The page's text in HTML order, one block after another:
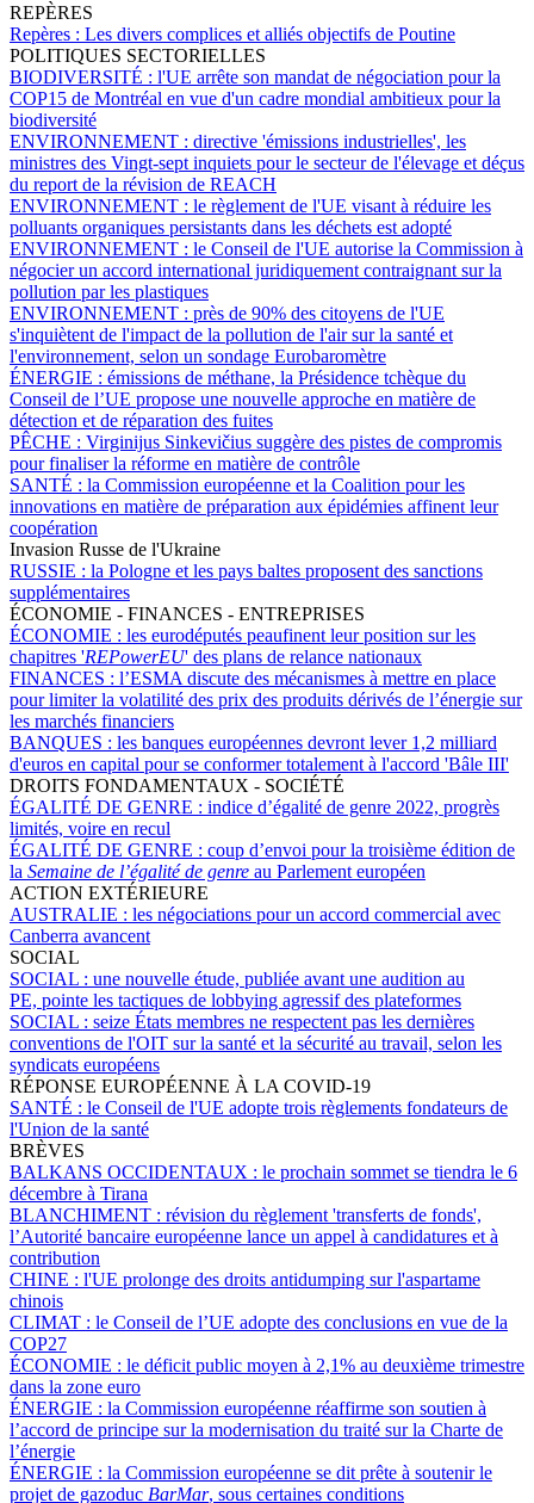
REPÈRES
Repères : Les divers complices et alliés objectifs de Poutine
POLITIQUES SECTORIELLES
BIODIVERSITÉ : l'UE arrête son mandat de négociation pour la
COP15 de Montréal en vue d'un cadre mondial ambitieux pour la
biodiversité
ENVIRONNEMENT : directive 'émissions industrielles', les
ministres des Vingt-sept inquiets pour le secteur de l'élevage et déçus
du report de la révision de REACH
ENVIRONNEMENT : le règlement de l'UE visant à réduire les
polluants organiques persistants dans les déchets est adopté
ENVIRONNEMENT : le Conseil de l'UE autorise la Commission à
négocier un accord international juridiquement contraignant sur la
pollution par les plastiques
ENVIRONNEMENT : près de 90% des citoyens de l'UE
s'inquiètent de l'impact de la pollution de l'air sur la santé et
l'environnement, selon un sondage Eurobaromètre
ÉNERGIE : émissions de méthane, la Présidence tchèque du
Conseil de l’UE propose une nouvelle approche en matière de
détection et de réparation des fuites
PÊCHE : Virginijus Sinkevičius suggère des pistes de compromis
pour finaliser la réforme en matière de contrôle
SANTÉ : la Commission européenne et la Coalition pour les
innovations en matière de préparation aux épidémies affinent leur
coopération
Invasion Russe de l'Ukraine
RUSSIE : la Pologne et les pays baltes proposent des sanctions
supplémentaires
ÉCONOMIE - FINANCES - ENTREPRISES
ÉCONOMIE : les eurodéputés peaufinent leur position sur les
chapitres 'REPowerEU' des plans de relance nationaux
FINANCES : l’ESMA discute des mécanismes à mettre en place
pour limiter la volatilité des prix des produits dérivés de l’énergie sur
les marchés financiers
BANQUES : les banques européennes devront lever 1,2 milliard
d'euros en capital pour se conformer totalement à l'accord 'Bâle III'
DROITS FONDAMENTAUX - SOCIÉTÉ
ÉGALITÉ DE GENRE : indice d’égalité de genre 2022, progrès
limités, voire en recul
ÉGALITÉ DE GENRE : coup d’envoi pour la troisième édition de
la Semaine de l’égalité de genre au Parlement européen
ACTION EXTÉRIEURE
AUSTRALIE : les négociations pour un accord commercial avec
Canberra avancent
SOCIAL
SOCIAL : une nouvelle étude, publiée avant une audition au
PE, pointe les tactiques de lobbying agressif des plateformes
SOCIAL : seize États membres ne respectent pas les dernières
conventions de l'OIT sur la santé et la sécurité au travail, selon les
syndicats européens
RÉPONSE EUROPÉENNE À LA COVID-19
SANTÉ : le Conseil de l'UE adopte trois règlements fondateurs de
l'Union de la santé
BRÈVES
BALKANS OCCIDENTAUX : le prochain sommet se tiendra le 6
décembre à Tirana
BLANCHIMENT : révision du règlement 'transferts de fonds',
l’Autorité bancaire européenne lance un appel à candidatures et à
contribution
CHINE : l'UE prolonge des droits antidumping sur l'aspartame
chinois
CLIMAT : le Conseil de l’UE adopte des conclusions en vue de la
COP27
ÉCONOMIE : le déficit public moyen à 2,1% au deuxième trimestre
dans la zone euro
ÉNERGIE : la Commission européenne réaffirme son soutien à
l’accord de principe sur la modernisation du traité sur la Charte de
l’énergie
ÉNERGIE : la Commission européenne se dit prête à soutenir le
projet de gazoduc BarMar, sous certaines conditions